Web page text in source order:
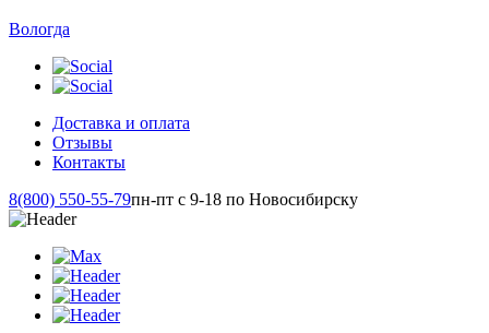
Вологда
Доставка и оплата
Отзывы
Контакты
8(800) 550-55-79пн-пт с 9-18 по Новосибирску